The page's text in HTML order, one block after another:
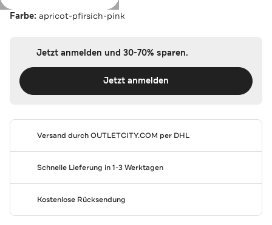
Farbe: apricot-pfirsich-pink
Jetzt anmelden und 30-70% sparen.
Jetzt anmelden
Versand durchOUTLETCITY.COM per DHL
Schnelle Lieferung in 1-3 Werktagen
Kostenlose Rücksendung